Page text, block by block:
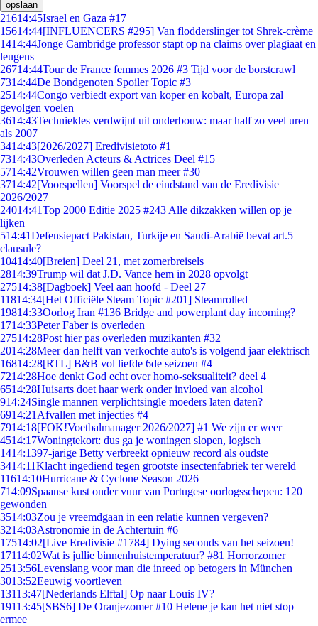
opslaan
21614:45Israel en Gaza #17
15614:44[INFLUENCERS #295] Van flodderslinger tot Shrek-crème
1414:44Jonge Cambridge professor stapt op na claims over plagiaat en
leugens
26714:44Tour de France femmes 2026 #3 Tijd voor de borstcrawl
7314:44De Bondgenoten Spoiler Topic #3
2514:44Congo verbiedt export van koper en kobalt, Europa zal
gevolgen voelen
3614:43Techniekles verdwijnt uit onderbouw: maar half zo veel uren
als 2007
3414:43[2026/2027] Eredivisietoto #1
7314:43Overleden Acteurs & Actrices Deel #15
5714:42Vrouwen willen geen man meer #30
3714:42[Voorspellen] Voorspel de eindstand van de Eredivisie
2026/2027
24014:41Top 2000 Editie 2025 #243 Alle dikzakken willen op je
lijken
514:41Defensiepact Pakistan, Turkije en Saudi-Arabië bevat art.5
clausule?
10414:40[Breien] Deel 21, met zomerbreisels
2814:39Trump wil dat J.D. Vance hem in 2028 opvolgt
27514:38[Dagboek] Veel aan hoofd - Deel 27
11814:34[Het Officiële Steam Topic #201] Steamrolled
19814:33Oorlog Iran #136 Bridge and powerplant day incoming?
1714:33Peter Faber is overleden
27514:28Post hier pas overleden muzikanten #32
2014:28Meer dan helft van verkochte auto's is volgend jaar elektrisch
16814:28[RTL] B&B vol liefde 6de seizoen #4
7214:28Hoe denkt God echt over homo-seksualiteit? deel 4
6514:28Huisarts doet haar werk onder invloed van alcohol
914:24Single mannen verplichtsingle moeders laten daten?
6914:21 Afvallen met injecties #4
7914:18[FOK!Voetbalmanager 2026/2027] #1 We zijn er weer
4514:17Woningtekort: dus ga je woningen slopen, logisch
1414:1397-jarige Betty verbreekt opnieuw record als oudste
3414:11Klacht ingediend tegen grootste insectenfabriek ter wereld
11614:10Hurricane & Cyclone Season 2026
714:09Spaanse kust onder vuur van Portugese oorlogsschepen: 120
gewonden
3514:03Zou je vreemdgaan in een relatie kunnen vergeven?
3214:03Astronomie in de Achtertuin #6
17514:02[Live Eredivisie #1784] Dying seconds van het seizoen!
17114:02Wat is jullie binnenhuistemperatuur? #81 Horrorzomer
2513:56Levenslang voor man die inreed op betogers in München
3013:52Eeuwig voortleven
13113:47[Nederlands Elftal] Op naar Louis IV?
19113:45[SBS6] De Oranjezomer #10 Helene je kan het niet stop
ermee